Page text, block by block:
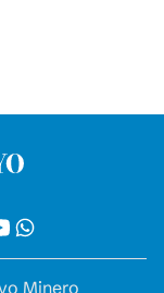
Minero